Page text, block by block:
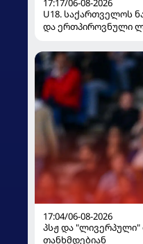
U18. საქართველოს
და ერთპიროვნული
17:04/06-08-2026
პსჟ და
თანხმდებიან